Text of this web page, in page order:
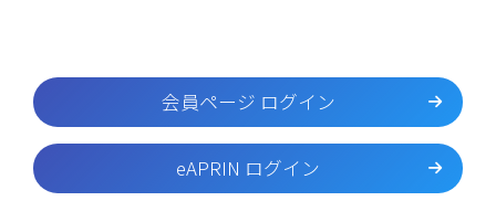
会員ページ ログイン
eAPRIN ログイン